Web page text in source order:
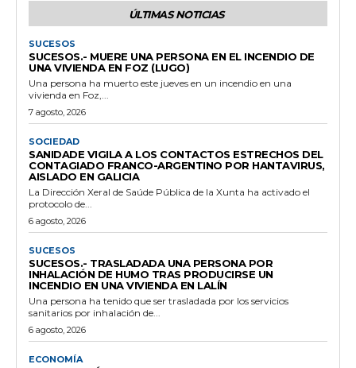
ÚLTIMAS NOTICIAS
SUCESOS
SUCESOS.- MUERE UNA PERSONA EN EL INCENDIO DE
UNA VIVIENDA EN FOZ (LUGO)
Una persona ha muerto este jueves en un incendio en una
vivienda en Foz,...
7 agosto, 2026
SOCIEDAD
SANIDADE VIGILA A LOS CONTACTOS ESTRECHOS DEL
CONTAGIADO FRANCO-ARGENTINO POR HANTAVIRUS,
AISLADO EN GALICIA
La Dirección Xeral de Saúde Pública de la Xunta ha activado el
protocolo de...
6 agosto, 2026
SUCESOS
SUCESOS.- TRASLADADA UNA PERSONA POR
INHALACIÓN DE HUMO TRAS PRODUCIRSE UN
INCENDIO EN UNA VIVIENDA EN LALÍN
Una persona ha tenido que ser trasladada por los servicios
sanitarios por inhalación de...
6 agosto, 2026
ECONOMÍA